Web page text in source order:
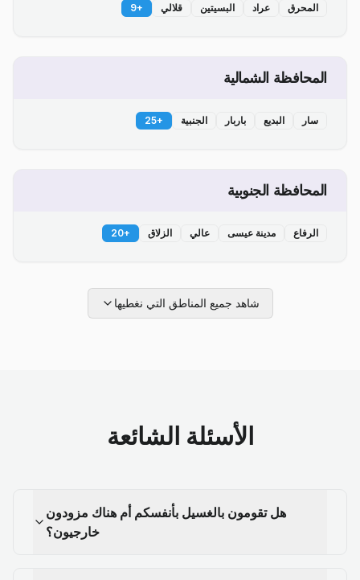
المحرق عراد البسيتين قلالي +
9
المحافظة الشمالية
سار البديع باربار الجنبية +
25
المحافظة الجنوبية
الرفاع مدينة عيسى عالي الزلاق +
20
شاهد جميع المناطق التي نغطيها
الأسئلة الشائعة
هل تقومون بالغسيل بأنفسكم أم هناك مزودون
خارجيون؟